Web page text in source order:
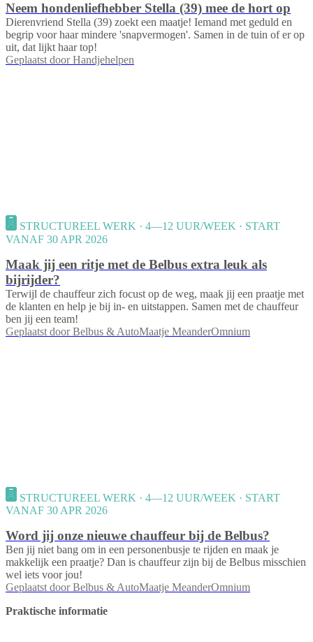
Neem hondenliefhebber Stella (39) mee de hort op
Dierenvriend Stella (39) zoekt een maatje! Iemand met geduld en
begrip voor haar mindere 'snapvermogen'. Samen in de tuin of er op
uit, dat lijkt haar top!
Geplaatst door Handjehelpen
STRUCTUREEL WERK · 4—12 UUR/WEEK · START
VANAF 30 APR 2026
Maak jij een ritje met de Belbus extra leuk als
bijrijder?
Terwijl de chauffeur zich focust op de weg, maak jij een praatje met
de klanten en help je bij in- en uitstappen. Samen met de chauffeur
ben jij een team!
Geplaatst door Belbus & AutoMaatje MeanderOmnium
STRUCTUREEL WERK · 4—12 UUR/WEEK · START
VANAF 30 APR 2026
Word jij onze nieuwe chauffeur bij de Belbus?
Ben jij niet bang om in een personenbusje te rijden en maak je
makkelijk een praatje? Dan is chauffeur zijn bij de Belbus misschien
wel iets voor jou!
Geplaatst door Belbus & AutoMaatje MeanderOmnium
Praktische informatie